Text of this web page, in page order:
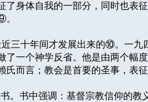
了身体自我的一部分，同时也表
三十年间才发展出来的⑩。一九
一个神学反省。他是由两个幅
而言；教会是首要的圣事，表
。书中强调：基督宗教信仰的教